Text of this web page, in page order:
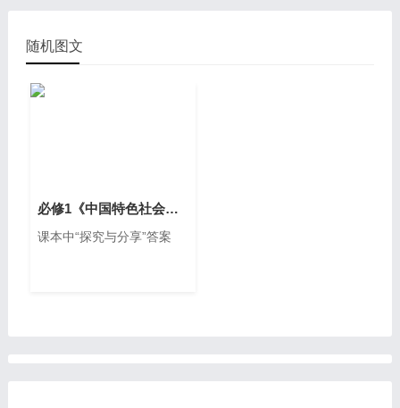
随机图文
必修1《中国特色社会主义》课本中“探究与分享”答案
课本中“探究与分享”答案